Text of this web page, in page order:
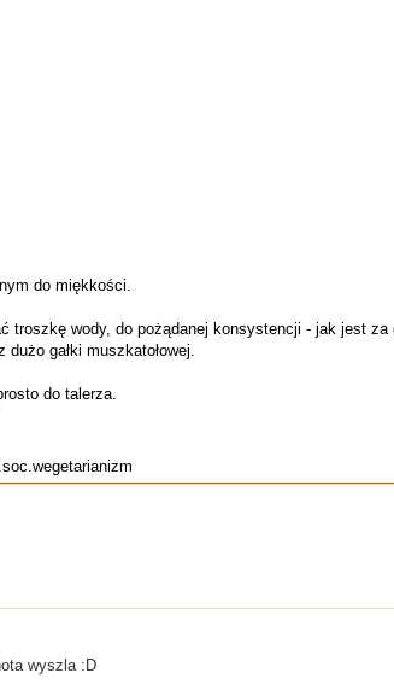
do miękkości.
troszkę wody, do pożądanej konsystencji - jak jest
gałki muszkatołowej.
do talerza.
wyszla :D